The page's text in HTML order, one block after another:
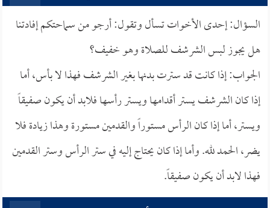
السؤال: إحدى الأخوات تسأل وتقول: أرجو من سماحتكم إفادتنا
هل يجوز لبس الشرشف للصلاة وهو خفيف؟
الجواب: إذا كانت قد سترت بدنها بغير الشرشف فهذا لا بأس، أما
إذا كان الشرشف يستر أقدامها ويستر رأسها فلابد أن يكون صفيقاً
ويستر، أما إذا كان الرأس مستوراً والقدمين مستورة وهذا زيادة فلا
يضر، الحمد لله. وأما إذا كان يحتاج إليه في ستر الرأس وستر القدمين
فهذا لابد أن يكون صفيقاً.